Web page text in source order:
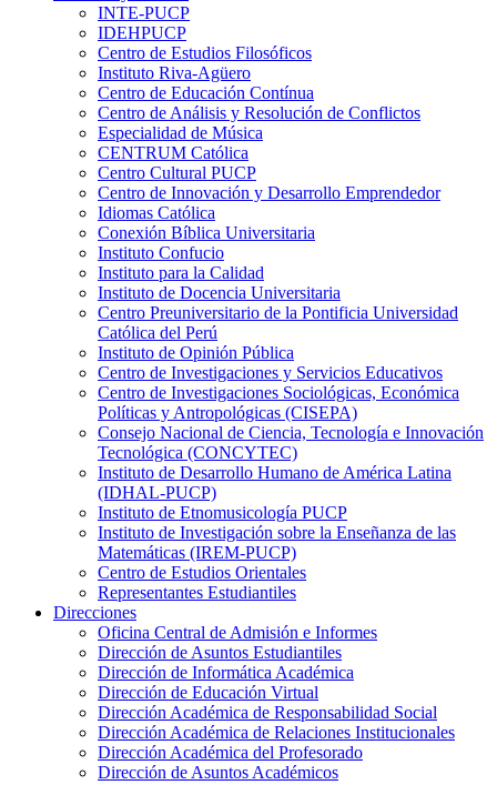
INTE-PUCP
IDEHPUCP
Centro de Estudios Filosóficos
Instituto Riva-Agüero
Centro de Educación Contínua
Centro de Análisis y Resolución de Conflictos
Especialidad de Música
CENTRUM Católica
Centro Cultural PUCP
Centro de Innovación y Desarrollo Emprendedor
Idiomas Católica
Conexión Bíblica Universitaria
Instituto Confucio
Instituto para la Calidad
Instituto de Docencia Universitaria
Centro Preuniversitario de la Pontificia Universidad
Católica del Perú
Instituto de Opinión Pública
Centro de Investigaciones y Servicios Educativos
Centro de Investigaciones Sociológicas, Económica
Políticas y Antropológicas (CISEPA)
Consejo Nacional de Ciencia, Tecnología e Innovación
Tecnológica (CONCYTEC)
Instituto de Desarrollo Humano de América Latina
(IDHAL-PUCP)
Instituto de Etnomusicología PUCP
Instituto de Investigación sobre la Enseñanza de las
Matemáticas (IREM-PUCP)
Centro de Estudios Orientales
Representantes Estudiantiles
Direcciones
Oficina Central de Admisión e Informes
Dirección de Asuntos Estudiantiles
Dirección de Informática Académica
Dirección de Educación Virtual
Dirección Académica de Responsabilidad Social
Dirección Académica de Relaciones Institucionales
Dirección Académica del Profesorado
Dirección de Asuntos Académicos